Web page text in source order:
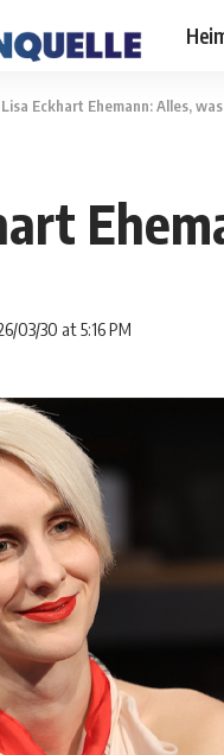
Lisa Eckhart Ehemann: Alles,
03/30 at 5:16 PM